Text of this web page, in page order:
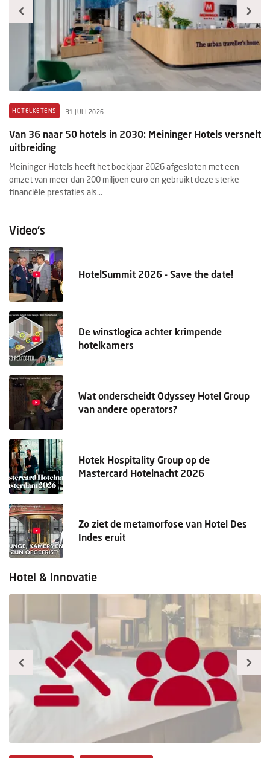
HOTELKETENS 31 JULI 2026
Van 36 naar 50 hotels in 2030: Meininger Hotels versnelt
uitbreiding
Meininger Hotels heeft het boekjaar 2026 afgesloten met een
omzet van meer dan 200 miljoen euro en gebruikt deze sterke
financiële prestaties als...
Video's
HotelSummit 2026 - Save the date!
De winstlogica achter krimpende
hotelkamers
Wat onderscheidt Odyssey Hotel Group
van andere operators?
Hotek Hospitality Group op de
Mastercard Hotelnacht 2026
Zo ziet de metamorfose van Hotel Des
Indes eruit
Hotel & Innovatie